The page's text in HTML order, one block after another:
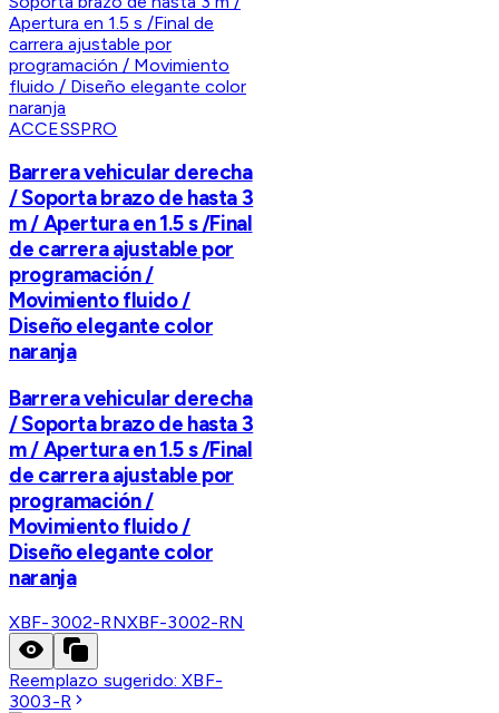
ACCESSPRO
Barrera vehicular derecha
/ Soporta brazo de hasta 3
m / Apertura en 1.5 s /Final
de carrera ajustable por
programación /
Movimiento fluido /
Diseño elegante color
naranja
Barrera vehicular derecha
/ Soporta brazo de hasta 3
m / Apertura en 1.5 s /Final
de carrera ajustable por
programación /
Movimiento fluido /
Diseño elegante color
naranja
XBF-3002-RNXBF-3002-RN
Reemplazo sugerido:XBF-
3003-R